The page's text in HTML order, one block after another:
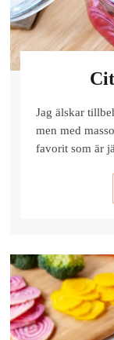
Jag älskar
men med
favorit som är